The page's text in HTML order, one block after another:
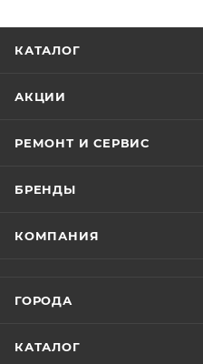
КАТАЛОГ
АКЦИИ
РЕМОНТ И СЕРВИС
БРЕНДЫ
КОМПАНИЯ
ГОРОДА
КАТАЛОГ